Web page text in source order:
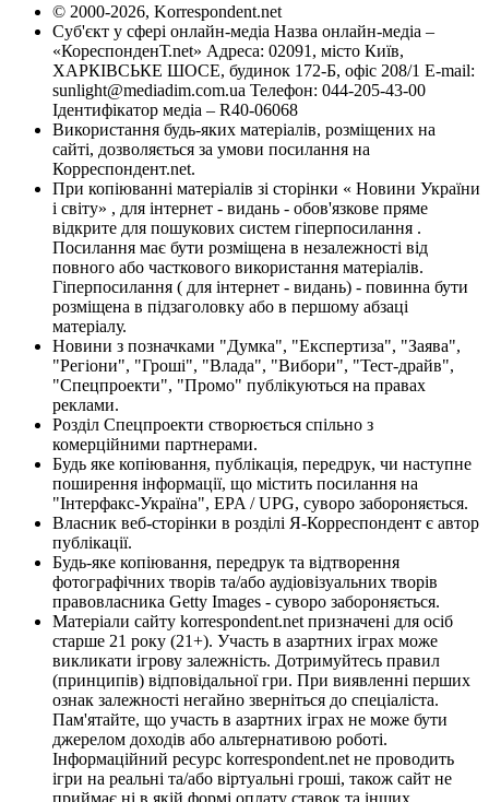
© 2000-2026, Korrespondent.net
Суб'єкт у сфері онлайн-медіа Назва онлайн-медіа –
«КореспонденТ.net» Адреса: 02091, місто Київ,
ХАРКІВСЬКЕ ШОСЕ, будинок 172-Б, офіс 208/1 E-mail:
sunlight@mediadim.com.ua Телефон: 044-205-43-00
Ідентифікатор медіа – R40-06068
Використання будь-яких матеріалів, розміщених на
сайті, дозволяється за умови посилання на
Корреспондент.net.
При копіюванні матеріалів зі сторінки « Новини України
і світу» , для інтернет - видань - обов'язкове пряме
відкрите для пошукових систем гіперпосилання .
Посилання має бути розміщена в незалежності від
повного або часткового використання матеріалів.
Гіперпосилання ( для інтернет - видань) - повинна бути
розміщена в підзаголовку або в першому абзаці
матеріалу.
Новини з позначками "Думка", "Експертиза", "Заява",
"Регіони", "Гроші", "Влада", "Вибори", "Тест-драйв",
"Спецпроекти", "Промо" публікуються на правах
реклами.
Розділ Спецпроекти створюється спільно з
комерційними партнерами.
Будь яке копіювання, публікація, передрук, чи наступне
поширення інформації, що містить посилання на
"Інтерфакс-Україна", EPA / UPG, суворо забороняється.
Власник веб-сторінки в розділі Я-Корреспондент є автор
публікації.
Будь-яке копіювання, передрук та відтворення
фотографічних творів та/або аудіовізуальних творів
правовласника Getty Images - суворо забороняється.
Матеріали сайту korrespondent.net призначені для осіб
старше 21 року (21+). Участь в азартних іграх може
викликати ігрову залежність. Дотримуйтесь правил
(принципів) відповідальної гри. При виявленні перших
ознак залежності негайно зверніться до спеціаліста.
Пам'ятайте, що участь в азартних іграх не може бути
джерелом доходів або альтернативою роботі.
Інформаційний ресурс korrespondent.net не проводить
ігри на реальні та/або віртуальні гроші, також сайт не
приймає ні в якій формі оплату ставок та інших